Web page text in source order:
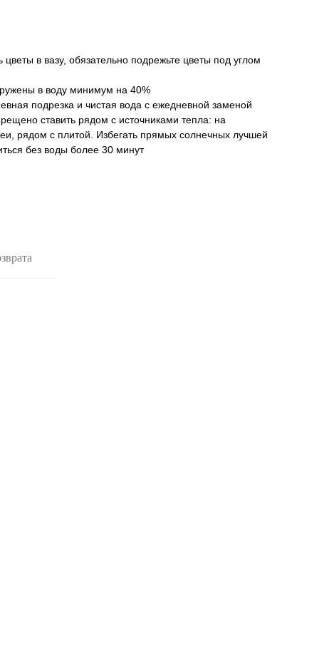
цветы в вазу, обязательно подрежьте цветы под углом
в воду минимум на 40%
подрезка и чистая вода с ежедневной заменой
ставить рядом с источниками тепла: на
рядом с плитой. Избегать прямых солнечных лучшей
без воды более 30 минут